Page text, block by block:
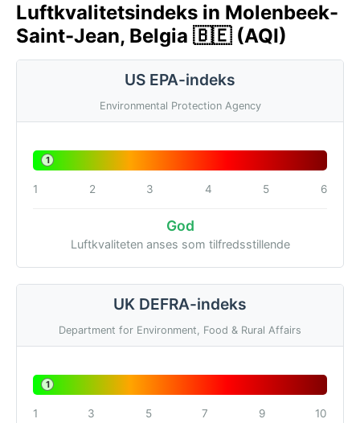
Luftkvalitetsindeks in Molenbeek-
Saint-Jean, Belgia 🇧🇪 (AQI)
US EPA-indeks
Environmental Protection Agency
1
1 2 3 4 5 6
God
Luftkvaliteten anses som tilfredsstillende
UK DEFRA-indeks
Department for Environment, Food & Rural Affairs
1
1 3 5 7 9 10